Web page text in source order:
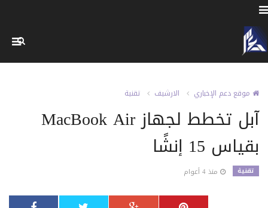
موقع دعم الإخباري الارشيف تقنية
آبل تخطط لجهاز MacBook Air
بقياس 15 إنشًا
تقنية منذ 4 أعوام